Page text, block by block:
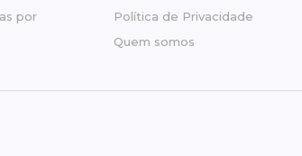
por
Política de Privacidade
Quem somos